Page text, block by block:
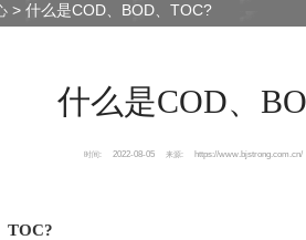
> 什么是COD、BOD、TOC?
什么是COD、
时间: 2022-08-05 来源: https://www.bjstrong.com.cn/
TOC?